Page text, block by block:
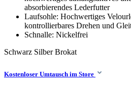
absorbierendes Lederfutter
Laufsohle: Hochwertiges
kontrollierbares Drehen und
Schnalle: Nickelfrei
Schwarz SilberBrokat
Kostenloser Umtausch im Store